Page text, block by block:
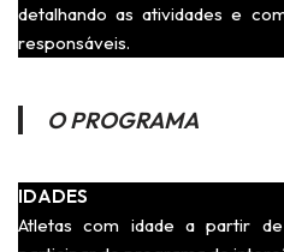
detalhando as atividades e
responsáveis.
O PROGRAMA
IDADES
Atletas com idade a partir